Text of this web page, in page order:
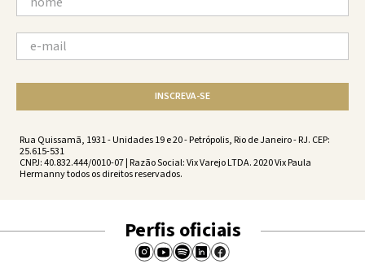
INSCREVA-SE
Rua Quissamã, 1931 - Unidades 19 e 20 - Petrópolis, Rio de Janeiro - RJ. CEP:
25.615-531
CNPJ: 40.832.444/0010-07 | Razão Social: Vix Varejo LTDA. 2020 Vix Paula
Hermanny todos os direitos reservados.
Perfis oficiais